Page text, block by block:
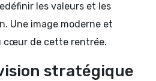
les valeurs et les
Une image moderne et
cœur de cette rentrée.
stratégique